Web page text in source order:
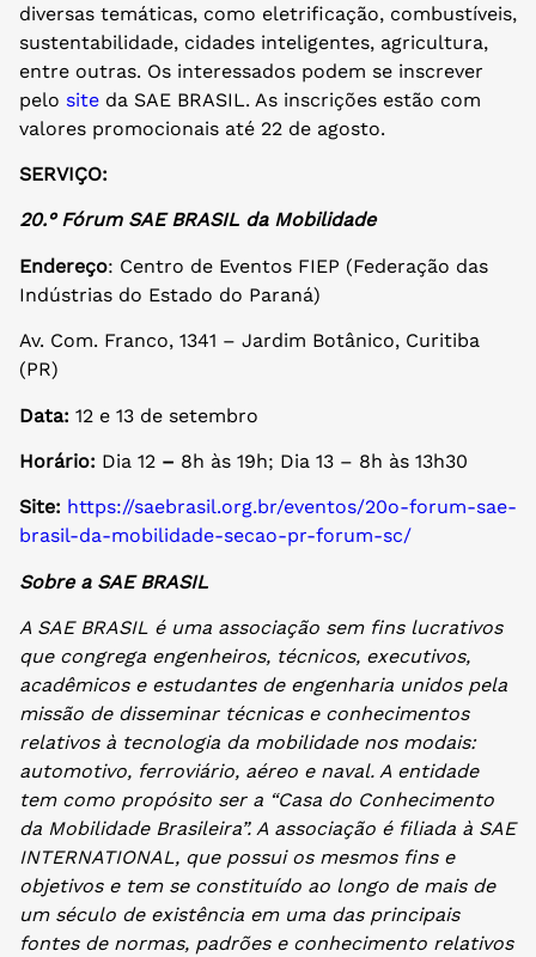
diversas temáticas, como eletrificação, combustíveis,
sustentabilidade, cidades inteligentes, agricultura,
entre outras. Os interessados podem se inscrever
pelo site da SAE BRASIL. As inscrições estão com
valores promocionais até 22 de agosto.
SERVIÇO:
20.° Fórum SAE BRASIL da Mobilidade
Endereço: Centro de Eventos FIEP (Federação das
Indústrias do Estado do Paraná)
Av. Com. Franco, 1341 – Jardim Botânico, Curitiba
(PR)
Data: 12 e 13 de setembro
Horário: Dia 12 – 8h às 19h; Dia 13 – 8h às 13h30
Site: https://saebrasil.org.br/eventos/20o-forum-sae-
brasil-da-mobilidade-secao-pr-forum-sc/
Sobre a SAE BRASIL
A SAE BRASIL é uma associação sem fins lucrativos
que congrega engenheiros, técnicos, executivos,
acadêmicos e estudantes de engenharia unidos pela
missão de disseminar técnicas e conhecimentos
relativos à tecnologia da mobilidade nos modais:
automotivo, ferroviário, aéreo e naval. A entidade
tem como propósito ser a “Casa do Conhecimento
da Mobilidade Brasileira”. A associação é filiada à SAE
INTERNATIONAL, que possui os mesmos fins e
objetivos e tem se constituído ao longo de mais de
um século de existência em uma das principais
fontes de normas, padrões e conhecimento relativos